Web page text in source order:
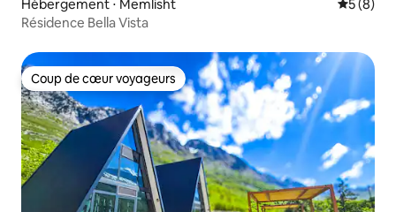
Hébergement ⋅ Memlisht
5 (8)
Résidence Bella Vista
Coup de cœur voyageurs
Coup de cœur voyageurs